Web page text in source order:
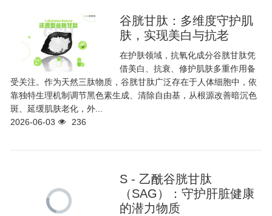
谷胱甘肽：多维度守护肌
肤，实现美白与抗老
在护肤领域，抗氧化成分谷胱甘肽凭
借美白、抗衰、修护肌肤多重作用备
受关注。作为天然三肽物质，谷胱甘肽广泛存在于人体细胞中，依
靠独特生理机制调节黑色素生成、清除自由基，从根源改善暗沉色
斑、延缓肌肤老化，外...
2026-06-03
236
S - 乙酰谷胱甘肽
（SAG）：守护肝脏健康
的潜力物质